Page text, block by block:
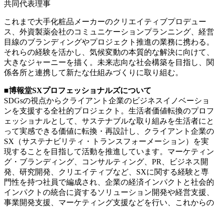
共同代表理事
これまで大手化粧品メーカーのクリエイティブプロデュー
ス、外資製薬会社のコミュニケーションプランニング、経営
目線のブランディングやプロジェクト推進の業務に携わる。
それらの経験を活かし、気候変動の本質的な解決に向けて、
大きなジャーニーを描く。未来志向な社会構築を目指し、関
係各所と連携して新たな仕組みづくりに取り組む。
■博報堂SXプロフェッショナルズについて
SDGsの視点からクライアント企業のビジネスイノベーショ
ンを支援する全社的プロジェクト。生活者価値転換のプロフ
ェッショナルとして、サステナブルな取り組みを生活者にと
って実感できる価値に転換・再設計し、クライアント企業の
SX（サステナビリティ・トランスフォーメーション）を実
現することを目指して活動を推進しています。マーケティン
グ・ブランディング、コンサルティング、PR、ビジネス開
発、研究開発、クリエイティブなど、SXに関する経験と専
門性を持つ社員で編成され、企業の経済インパクトと社会的
インパクトの統合に資するソリューション開発や経営支援、
事業開発支援、マーケティング支援などを行い、これからの